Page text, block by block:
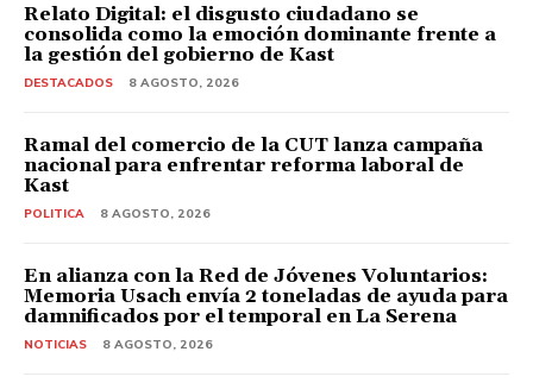
Relato Digital: el disgusto ciudadano se
consolida como la emoción dominante frente a
la gestión del gobierno de Kast
DESTACADOS 8 AGOSTO, 2026
Ramal del comercio de la CUT lanza campaña
nacional para enfrentar reforma laboral de
Kast
POLITICA 8 AGOSTO, 2026
En alianza con la Red de Jóvenes Voluntarios:
Memoria Usach envía 2 toneladas de ayuda para
damnificados por el temporal en La Serena
NOTICIAS 8 AGOSTO, 2026